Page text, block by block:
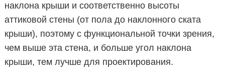
наклона крыши и соответственно высоты
аттиковой стены (от пола до наклонного ската
крыши), поэтому с функциональной точки зрения,
чем выше эта стена, и больше угол наклона
крыши, тем лучше для проектирования.